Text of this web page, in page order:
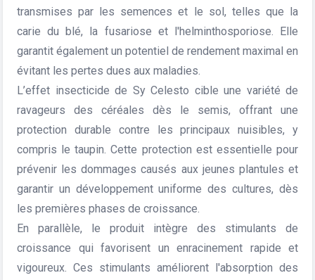
transmises par les semences et le sol, telles que la
carie du blé, la fusariose et l'helminthosporiose. Elle
garantit également un potentiel de rendement maximal en
évitant les pertes dues aux maladies.
L’effet insecticide de Sy Celesto cible une variété de
ravageurs des céréales dès le semis, offrant une
protection durable contre les principaux nuisibles, y
compris le taupin. Cette protection est essentielle pour
prévenir les dommages causés aux jeunes plantules et
garantir un développement uniforme des cultures, dès
les premières phases de croissance.
En parallèle, le produit intègre des stimulants de
croissance qui favorisent un enracinement rapide et
vigoureux. Ces stimulants améliorent l'absorption des